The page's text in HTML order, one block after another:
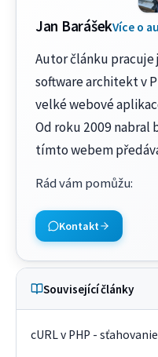
Jan BarášekVíce o
Autor článku pracuje
software architekt v
velké webové
Od roku 2009
tímto webem
Rád vám pomůžu:
Kontakt
Související články